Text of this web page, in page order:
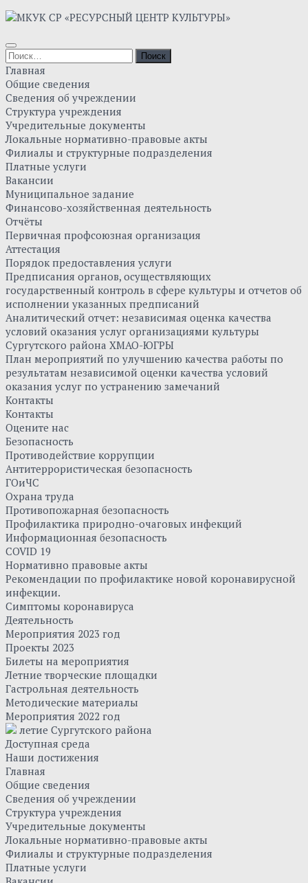
Skip
content
Найти:
Главная
Общие сведения
Сведения об учреждении
Структура учреждения
Учредительные документы
Локальные нормативно-правовые акты
Филиалы и структурные подразделения
Платные услуги
Вакансии
Муниципальное задание
Финансово-хозяйственная деятельность
Отчёты
Первичная профсоюзная организация
Аттестация
Порядок предоставления услуги
Предписания органов, осуществляющих
государственный контроль в сфере культуры и отчетов об
исполнении указанных предписаний
Аналитический отчет: независимая оценка качества
условий оказания услуг организациями культуры
Сургутского района ХМАО-ЮГРЫ
План мероприятий по улучшению качества работы по
результатам независимой оценки качества условий
оказания услуг по устранению замечаний
Контакты
Контакты
Оцените нас
Безопасность
Противодействие коррупции
Антитеррористическая безопасность
ГОиЧС
Охрана труда
Противопожарная безопасность
Профилактика природно-очаговых инфекций
Информационная безопасность
COVID 19
Нормативно правовые акты
Рекомендации по профилактике новой коронавирусной
инфекции.
Симптомы коронавируса
Деятельность
Мероприятия 2023 год
Проекты 2023
Билеты на мероприятия
Летние творческие площадки
Гастрольная деятельность
Методические материалы
Мероприятия 2022 год
летие Сургутского района
Доступная среда
Наши достижения
Главная
Общие сведения
Сведения об учреждении
Структура учреждения
Учредительные документы
Локальные нормативно-правовые акты
Филиалы и структурные подразделения
Платные услуги